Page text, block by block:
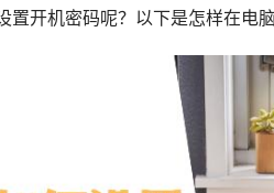
开机密码呢？以下是怎样在电